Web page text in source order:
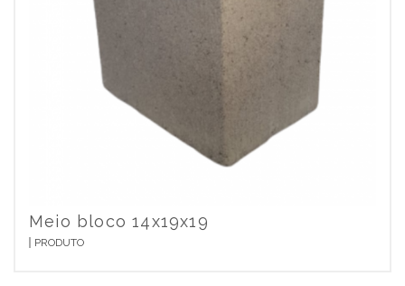
Meio bloco 14x19x19
PRODUTO